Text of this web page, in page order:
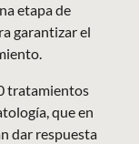
etapa de
garantizar el
tratamientos
que en
dar respuesta